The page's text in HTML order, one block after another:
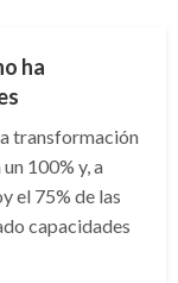
ha
transformación
100% y, a
el 75% de las
capacidades